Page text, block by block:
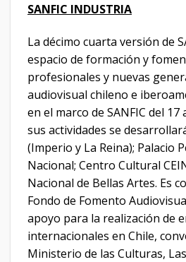
SANFIC INDUSTRIA
La décimo cuarta versión de
espacio de formación y
profesionales y nuevas
audiovisual chileno e
en el marco de SANFIC del
sus actividades se
(Imperio y La Reina); Palacio
Nacional; Centro Cultural
Nacional de Bellas Artes. Es
Fondo de Fomento
apoyo para la realización de
internacionales en Chile,
Ministerio de las Culturas,